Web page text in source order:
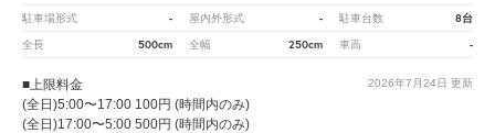
駐車場形式 - 屋内外形式 - 駐車台数 8台
全長 500cm 全幅 250cm 車高 -
2026年7月24日 更新
■上限料金
(全日)5:00〜17:00 100円 (時間内のみ)
(全日)17:00〜5:00 500円 (時間内のみ)